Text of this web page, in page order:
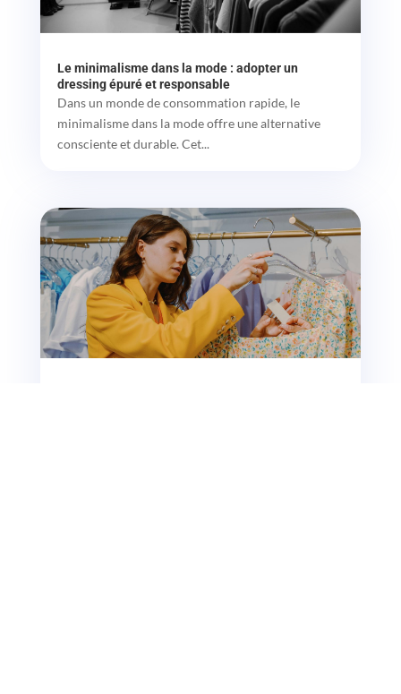
Le minimalisme dans la mode : adopter un
dressing épuré et responsable
Dans un monde de consommation rapide, le
minimalisme dans la mode offre une alternative
consciente et durable. Cet...